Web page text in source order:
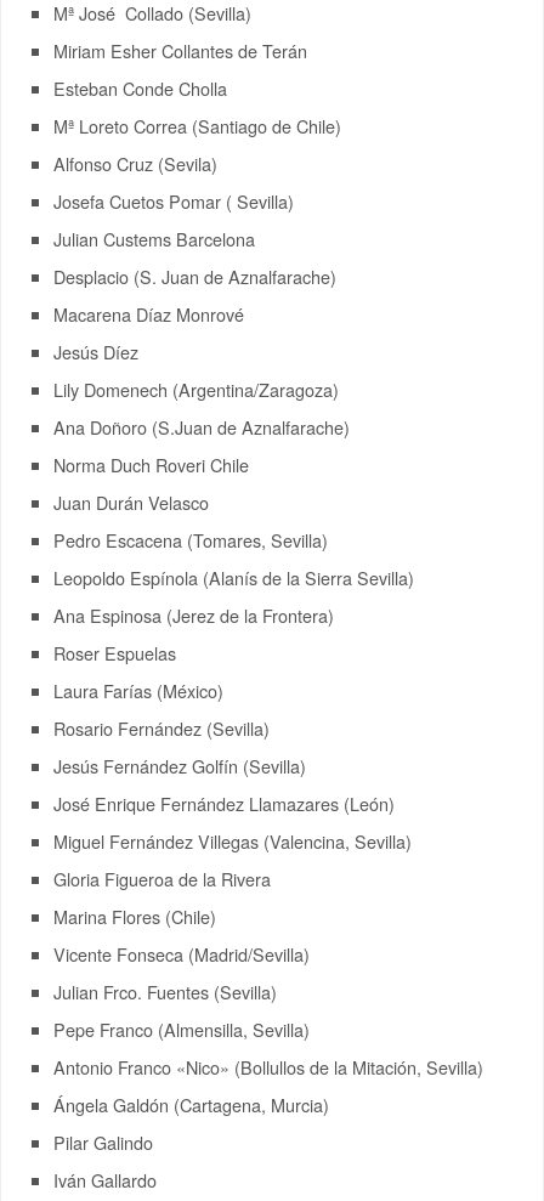
Mª José Collado (Sevilla)
Miriam Esher Collantes de Terán
Esteban Conde Cholla
Mª Loreto Correa (Santiago de Chile)
Alfonso Cruz (Sevila)
Josefa Cuetos Pomar ( Sevilla)
Julian Custems Barcelona
Desplacio (S. Juan de Aznalfarache)
Macarena Díaz Monrové
Jesús Díez
Lily Domenech (Argentina/Zaragoza)
Ana Doñoro (S.Juan de Aznalfarache)
Norma Duch Roveri Chile
Juan Durán Velasco
Pedro Escacena (Tomares, Sevilla)
Leopoldo Espínola (Alanís de la Sierra Sevilla)
Ana Espinosa (Jerez de la Frontera)
Roser Espuelas
Laura Farías (México)
Rosario Fernández (Sevilla)
Jesús Fernández Golfín (Sevilla)
José Enrique Fernández Llamazares (León)
Miguel Fernández Villegas (Valencina, Sevilla)
Gloria Figueroa de la Rivera
Marina Flores (Chile)
Vicente Fonseca (Madrid/Sevilla)
Julian Frco. Fuentes (Sevilla)
Pepe Franco (Almensilla, Sevilla)
Antonio Franco «Nico» (Bollullos de la Mitación, Sevilla)
Ángela Galdón (Cartagena, Murcia)
Pilar Galindo
Iván Gallardo